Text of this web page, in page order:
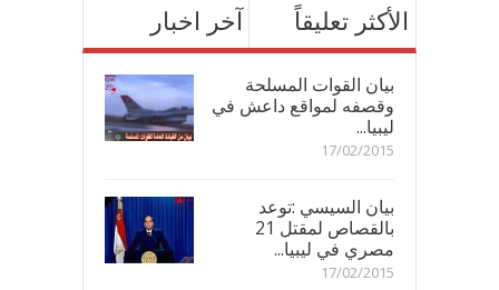
آخر اخبار الأكثر تعليقاً
بيان القوات المسلحة
وقصفه لمواقع داعش في
ليبيا...
17/02/2015
بيان السيسي :توعد
بالقصاص لمقتل 21
مصري في ليبيا...
17/02/2015